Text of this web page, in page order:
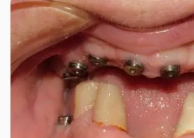
Пациентка обратилась с
зубов на верхней и нижней
высоты нижнего отдела лица,